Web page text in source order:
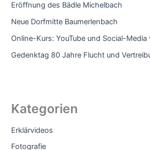
Eröffnung des Bädle Michelbach
Neue Dorfmitte Baumerlenbach
Online-Kurs: YouTube und Social-Media
Gedenktag 80 Jahre Flucht und
Kategorien
Erklärvideos
Fotografie